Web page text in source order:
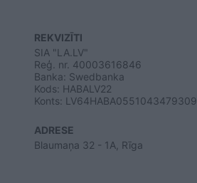
REKVIZĪTI
SIA "LA.LV"
Reģ. nr. 40003616846
Banka: Swedbanka
Kods: HABALV22
Konts: LV64HABA0551043479309
ADRESE
Blaumaņa 32 - 1A, Rīga